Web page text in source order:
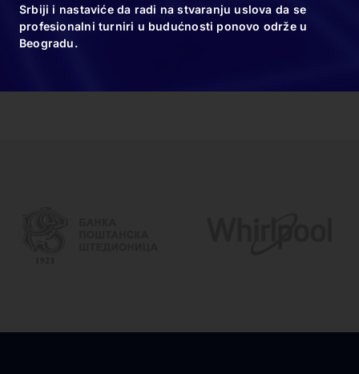
Srbiji i nastaviće da radi na stvaranju uslova da se
profesionalni turniri u budućnosti ponovo održe u
Beogradu.